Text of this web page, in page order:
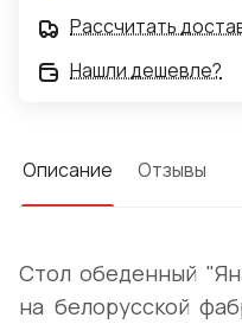
Рассчитать
Нашли дешевле?
Описание Отзывы
Стол обеденный
на белорусской